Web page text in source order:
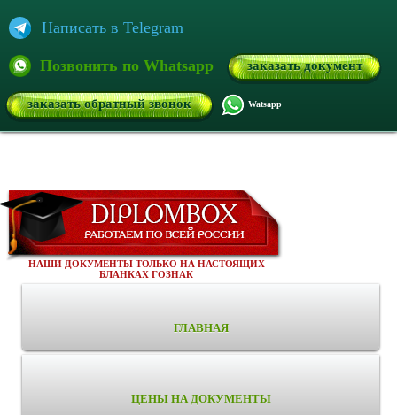
Написать в Telegram
Позвонить по Whatsapp заказать документ
заказать обратный звонок Watsapp
НАШИ ДОКУМЕНТЫ ТОЛЬКО НА НАСТОЯЩИХ
БЛАНКАХ ГОЗНАК
ГЛАВНАЯ
ЦЕНЫ НА ДОКУМЕНТЫ